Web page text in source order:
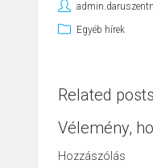
Egyéb hírek
Related posts
Vélemény,
Hozzászólás